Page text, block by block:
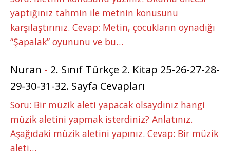
yaptığınız tahmin ile metnin konusunu
karşılaştırınız. Cevap: Metin, çocukların oynadığı
“Şapalak” oyununu ve bu…
Nuran - 2. Sınıf Türkçe 2. Kitap 25-26-27-28-
29-30-31-32. Sayfa Cevapları
Soru: Bir müzik aleti yapacak olsaydınız hangi
müzik aletini yapmak isterdiniz? Anlatınız.
Aşağıdaki müzik aletini yapınız. Cevap: Bir müzik
aleti…